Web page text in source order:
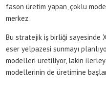
fason üretim yapan, çoklu
merkez.
Bu stratejik iş birliği sayesinde
eser yelpazesi sunmayı
modelleri üretiliyor, lakin
modellerinin de üretimine